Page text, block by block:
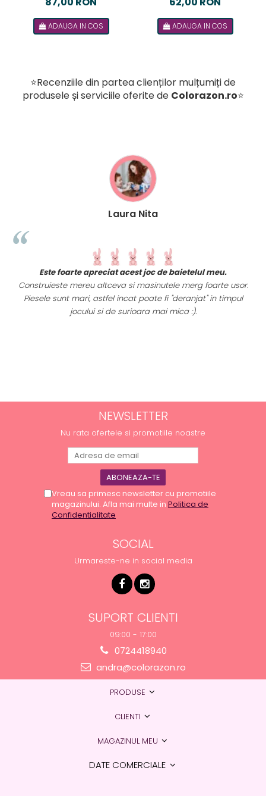
ADAUGA IN COS
romana
ADAUGA IN COS
⭐Recenziile din partea clienților mulțumiți de
produsele și serviciile oferite de Colorazon.ro⭐
Laura Nita
Este foarte apreciat acest joc de baietelul meu.
Construieste mereu altceva si masinutele merg foarte usor.
Piesele sunt mari, astfel incat poate fi "deranjat" in timpul
jocului si de surioara mai mica :).
NEWSLETTER
Nu rata ofertele si promotiile noastre
Vreau sa primesc newsletter cu promotiile
magazinului. Afla mai multe in Politica de
Confidentialitate
SOCIAL
Urmareste-ne in social media
SUPORT CLIENTI
09:00 - 17:00
0724418940
andra@colorazon.ro
PRODUSE
CLIENTI
MAGAZINUL MEU
DATE COMERCIALE